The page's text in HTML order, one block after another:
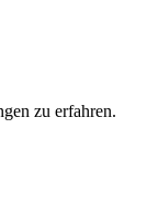
zu erfahren.